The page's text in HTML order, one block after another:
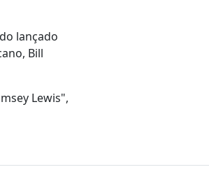
lançado
Bill
Lewis",